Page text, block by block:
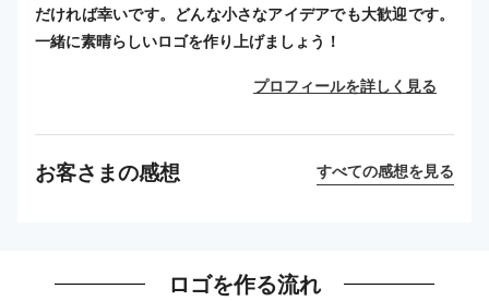
だければ幸いです。どんな小さなアイデアでも大歓迎です。
一緒に素晴らしいロゴを作り上げましょう！
プロフィールを詳しく見る
お客さまの感想 すべての感想を見る
ロゴを作る流れ